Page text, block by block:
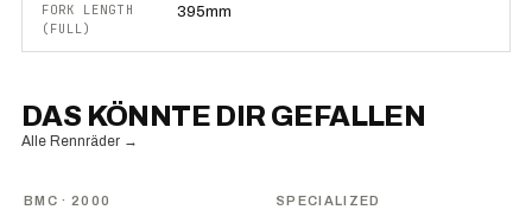
FORK LENGTH
(FULL)
395mm
DAS KÖNNTE DIR GEFALLEN
Alle Rennräder →
BMC · 2000 SPECIALIZED